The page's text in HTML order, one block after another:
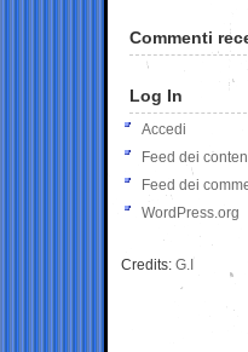
Commenti
Log In
Accedi
Feed dei
Feed dei
WordPress.org
Credits: G.I